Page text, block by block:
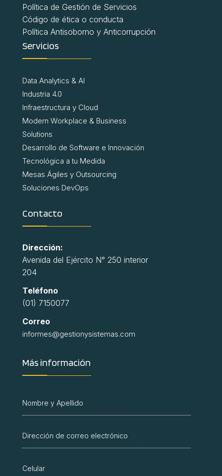
Política de Gestión de Servicios
Código de ética o conducta
Política Antisoborno y Anticorrupción
Servicios
Data Analytics & AI
Industria 4.0
Infraestructura y Cloud
Modern Workplace & Business
Solutions
Desarrollo de Software e Innovación
Tecnológica a tu Medida
Mesas Ágiles y Outsourcing
Soluciones DevOps
Contacto
Dirección:
Avenida del Ejército N° 250 interior
204
Teléfono
(01) 7150077
Correo
informes@gestionysistemas.com
Más información